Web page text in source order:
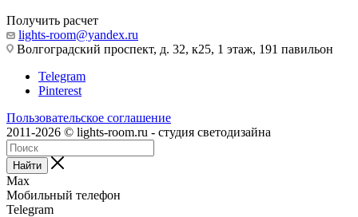
Получить расчет
lights-room@yandex.ru
Волгоградский проспект, д. 32, к25, 1 этаж, 191 павильон
Telegram
Pinterest
Пользовательское соглашение
2011-2026 © lights-room.ru - студия светодизайна
Найти
Max
Мобильный телефон
Telegram